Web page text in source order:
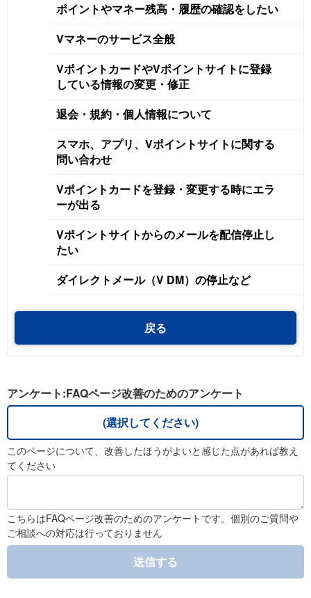
ポイントやマネー残高・履歴の確認をしたい
Vマネーのサービス全般
VポイントカードやVポイントサイトに登録
している情報の変更・修正
退会・規約・個人情報について
スマホ、アプリ、Vポイントサイトに関する
問い合わせ
Vポイントカードを登録・変更する時にエラ
ーが出る
Vポイントサイトからのメールを配信停止し
たい
ダイレクトメール（V DM）の停止など
戻る
アンケート:FAQページ改善のためのアンケート
(選択してください)
このページについて、改善したほうがよいと感じた点があれば教え
てください
こちらはFAQページ改善のためのアンケートです。個別のご質問や
ご相談への対応は行っておりません
送信する